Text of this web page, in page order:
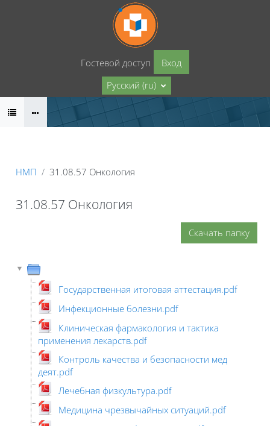
Перейти к основному содержанию
Гостевой доступ
Вход
Русский ‎(ru)‎
НМП 31.08.57 Онкология
31.08.57 Онкология
Скачать папку
Государственная итоговая аттестация.pdf
Инфекционные болезни.pdf
Клиническая фармакология и тактика
применения лекарств.pdf
Контроль качества и безопасности мед
деят.pdf
Лечебная физкультура.pdf
Медицина чрезвычайных ситуаций.pdf